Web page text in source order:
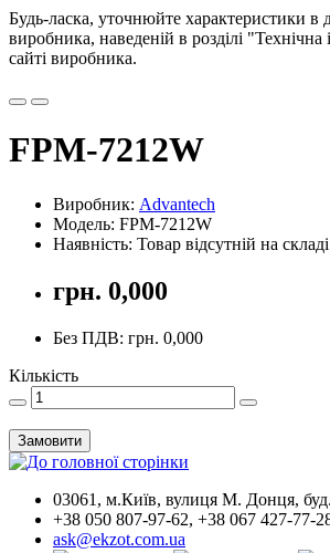
Будь-ласка, уточнюйте характеристики в
виробника, наведеній в розділі
сайті виробника.
FPM-7212W
Виробник: Advantech
Модель: FPM-7212W
Наявність: Товар відсутній на складі
грн. 0,000
Без ПДВ: грн. 0,000
Кількість
Замовити
03061, м.Київ, вулиця М. Донця,
+38 050 807-97-62, +38 067 427-77-
ask@ekzot.com.ua